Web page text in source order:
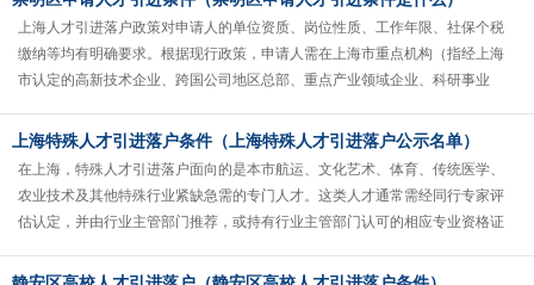
上海人才引进落户政策对申请人的单位资质、岗位性质、工作年限、社保个税
缴纳等均有明确要求。根据现行政策，申请人需在上海市重点机构（指经上海
市认定的高新技术企业、跨国公司地区总部、重点产业领域企业、科研事业
上海特殊人才引进落户条件（上海特殊人才引进落户公示名单）
在上海，特殊人才引进落户面向的是本市航运、文化艺术、体育、传统医学、
农业技术及其他特殊行业紧缺急需的专门人才。这类人才通常需经同行专家评
估认定，并由行业主管部门推荐，或持有行业主管部门认可的相应专业资格证